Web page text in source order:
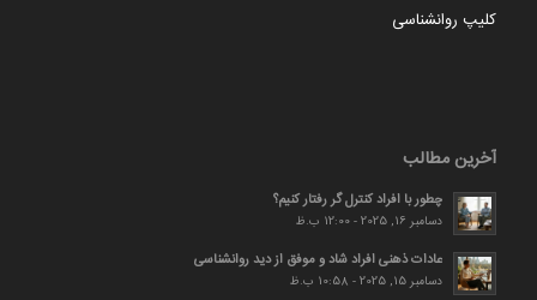
کلیپ روانشناسی
آخرین مطالب
چطور با افراد کنترل گر رفتار کنیم؟
دسامبر 16, 2025 - 12:00 ب.ظ
عادات ذهنی افراد شاد و موفق از دید روانشناسی
دسامبر 15, 2025 - 10:58 ب.ظ